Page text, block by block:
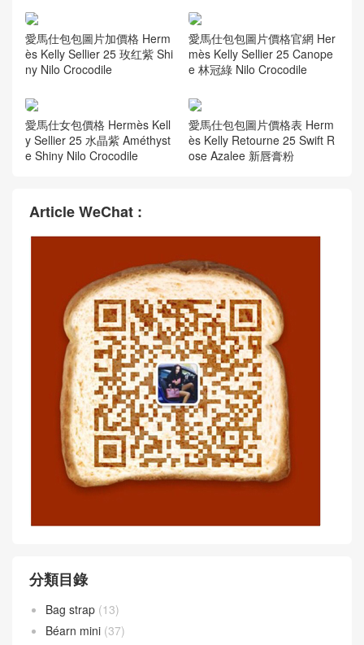
愛馬仕包包圖片加價格 Herm
ès Kelly Sellier 25 玫红紫 Shi
ny Nilo Crocodile
愛馬仕包包圖片價格官網 Her
mès Kelly Sellier 25 Canope
e 林冠綠 Nilo Crocodile
愛馬仕女包價格 Hermès Kell
y Sellier 25 水晶紫 Améthyst
e Shiny Nilo Crocodile
愛馬仕包包圖片價格表 Herm
ès Kelly Retourne 25 Swift R
ose Azalee 新唇膏粉
Article WeChat :
分類目錄
Bag strap (13)
Béarn mini (37)